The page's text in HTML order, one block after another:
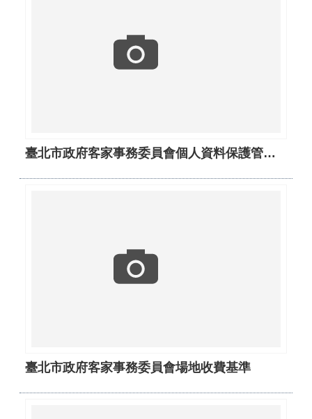
臺北市政府客家事務委員會個人資料保護管理要點
臺北市政府客家事務委員會場地收費基準